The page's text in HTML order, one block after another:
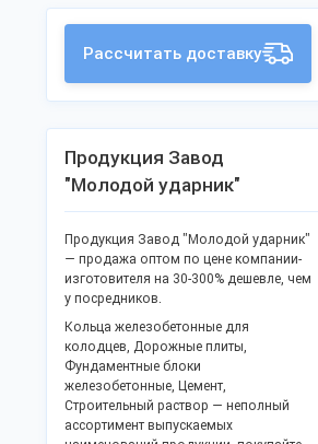
Рассчитать доставку
Продукция Завод
"Молодой ударник"
Продукция Завод "Молодой ударник"
— продажа оптом по цене компании-
изготовителя на 30-300% дешевле, чем
у посредников.
Кольца железобетонные для
колодцев, Дорожные плиты,
Фундаментные блоки
железобетонные, Цемент,
Строительный раствор — неполный
ассортимент выпускаемых